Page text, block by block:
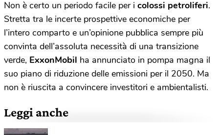
Non è certo un periodo facile per i colossi petroliferi.
Stretta tra le incerte prospettive economiche per
l’intero comparto e un’opinione pubblica sempre più
convinta dell’assoluta necessità di una transizione
verde, ExxonMobil ha annunciato in pompa magna il
suo piano di riduzione delle emissioni per il 2050. Ma
non è riuscita a convincere investitori e ambientalisti.
Leggi anche